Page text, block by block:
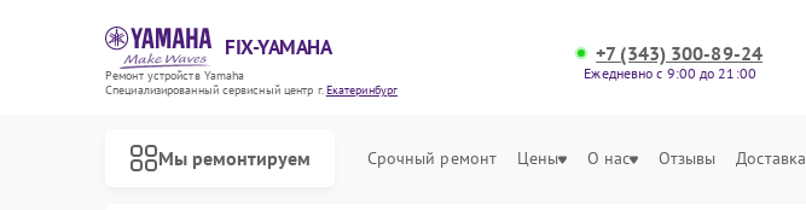
FIX-YAMAHA
Ремонт устройств Yamaha
Специализированный cервисный центр г.Екатеринбург
+7 (343) 300-89-24
Ежедневно с 9:00 до 21:00
Мы ремонтируем Срочный ремонт Цены О нас Отзывы Доставка